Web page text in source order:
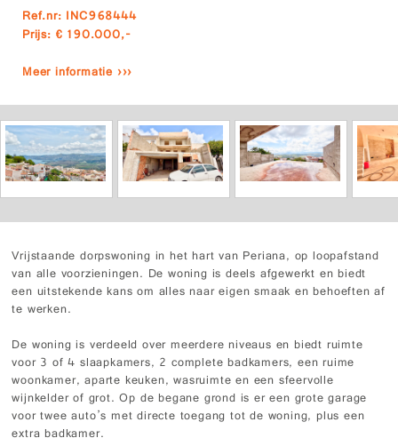
Ref.nr: INC968444
Prijs: € 190.000,-
Meer informatie ›››
Vrijstaande dorpswoning in het hart van Periana, op loopafstand
van alle voorzieningen. De woning is deels afgewerkt en biedt
een uitstekende kans om alles naar eigen smaak en behoeften af
te werken.
De woning is verdeeld over meerdere niveaus en biedt ruimte
voor 3 of 4 slaapkamers, 2 complete badkamers, een ruime
woonkamer, aparte keuken, wasruimte en een sfeervolle
wijnkelder of grot. Op de begane grond is er een grote garage
voor twee auto’s met directe toegang tot de woning, plus een
extra badkamer.